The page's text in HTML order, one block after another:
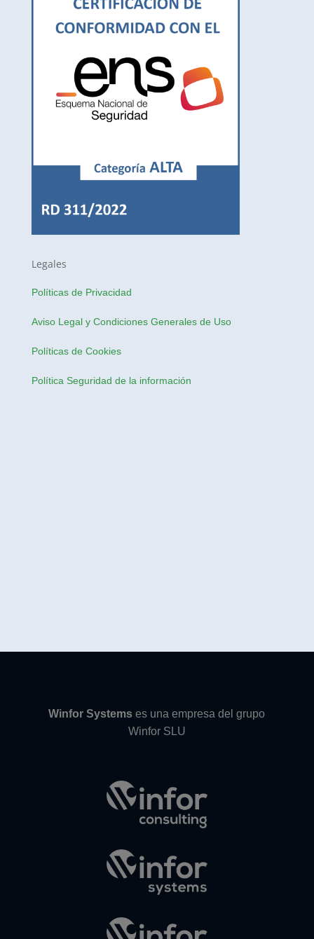
Legales
Políticas de Privacidad
Aviso Legal y Condiciones Generales de Uso
Políticas de Cookies
Política Seguridad de la información
Winfor Systems es una empresa del grupo
Winfor SLU